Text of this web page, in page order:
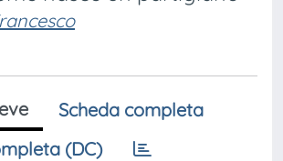
Scheda completa
(DC)